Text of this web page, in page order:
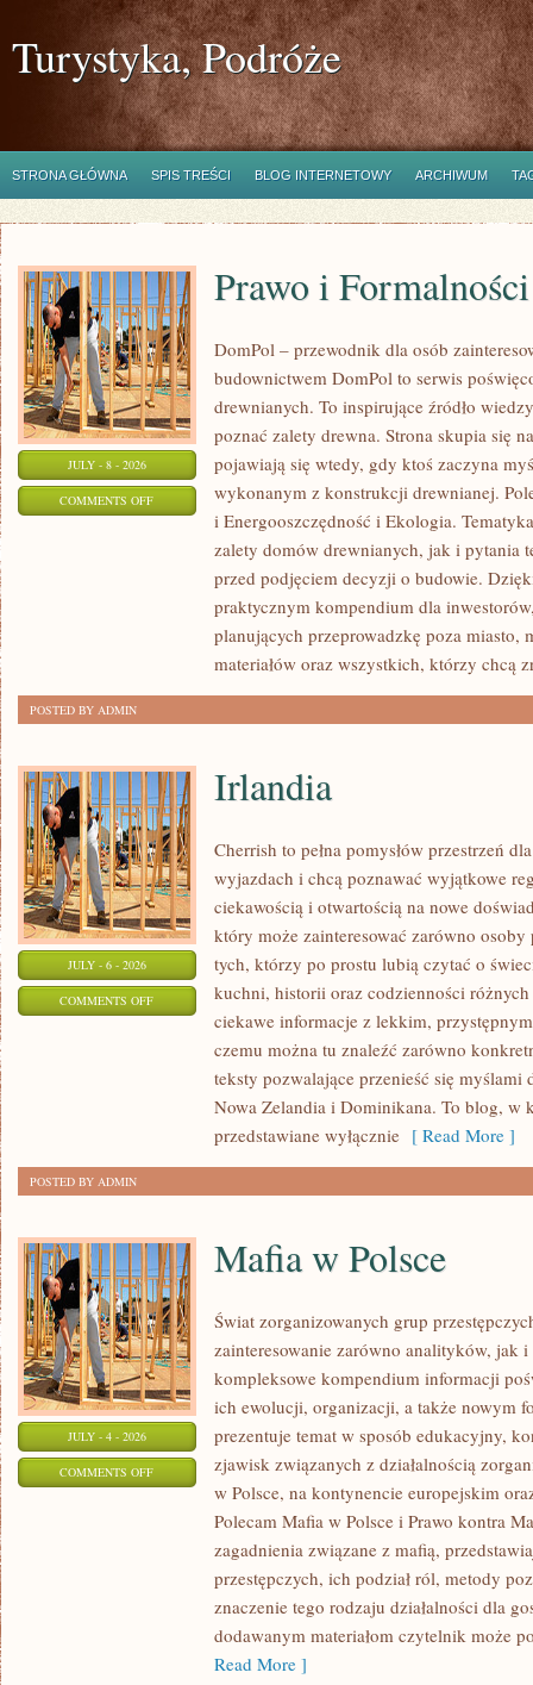
Turystyka, Podróże
STRONA GŁÓWNA SPIS TREŚCI BLOG INTERNETOWY ARCHIWUM
JULY - 8 - 2026
COMMENTS OFFON
FORMALNOŚCI
Prawo i Formalności
DomPol – przewodnik dla osób
budownictwem DomPol to serwis
drewnianych. To inspirujące źródło
poznać zalety drewna. Strona skupia się
pojawiają się wtedy, gdy ktoś zaczyna
wykonanym z konstrukcji drewnianej.
i Energooszczędność i Ekologia.
zalety domów drewnianych, jak i pytania
przed podjęciem decyzji o budowie.
praktycznym kompendium dla
planujących przeprowadzkę poza miasto,
materiałów oraz wszystkich, którzy chcą
POSTED BY ADMIN
JULY - 6 - 2026
COMMENTS OFFON
Irlandia
Cherrish to pełna pomysłów przestrzeń
wyjazdach i chcą poznawać wyjątkowe
ciekawością i otwartością na nowe
który może zainteresować zarówno
tych, którzy po prostu lubią czytać o
kuchni, historii oraz codzienności
ciekawe informacje z lekkim,
czemu można tu znaleźć zarówno
teksty pozwalające przenieść się myślami
Nowa Zelandia i Dominikana. To blog, w
przedstawiane wyłącznie [ Read More ]
POSTED BY ADMIN
JULY - 4 - 2026
COMMENTS OFFON
Mafia w Polsce
Świat zorganizowanych grup
zainteresowanie zarówno analityków, jak
kompleksowe kompendium informacji
ich ewolucji, organizacji, a także nowym
prezentuje temat w sposób edukacyjny,
zjawisk związanych z działalnością
w Polsce, na kontynencie europejskim
Polecam Mafia w Polsce i Prawo kontra
zagadnienia związane z mafią,
przestępczych, ich podział ról, metody
znaczenie tego rodzaju działalności dla
dodawanym materiałom czytelnik może
Read More ]